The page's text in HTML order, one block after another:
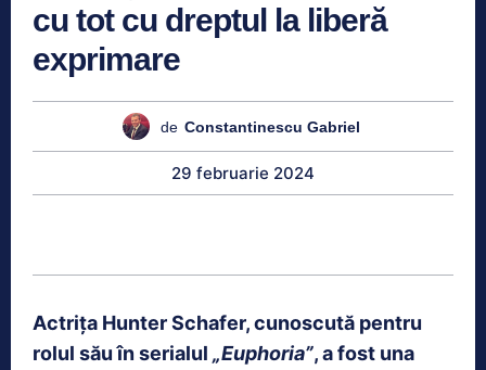
cu tot cu dreptul la liberă
exprimare
de Constantinescu Gabriel
29 februarie 2024
Actrița Hunter Schafer, cunoscută pentru
rolul său în serialul „Euphoria”, a fost una